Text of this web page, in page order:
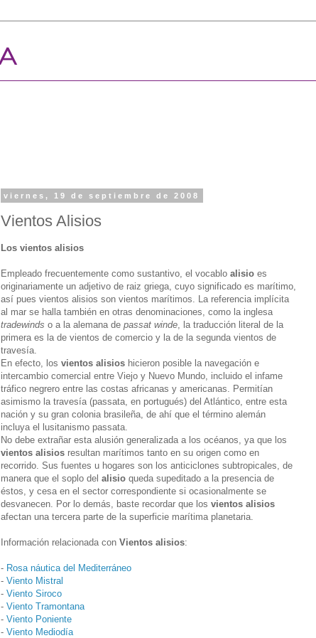
viernes, 19 de septiembre de 2008
Vientos Alisios
Los vientos alisios
Empleado frecuentemente como sustantivo, el vocablo alisio es
originariamente un adjetivo de raiz griega, cuyo significado es marítimo,
así pues vientos alisios son vientos marítimos. La referencia implícita
al mar se halla también en otras denominaciones, como la inglesa
tradewinds o a la alemana de passat winde , la traducción literal de la
primera es la de vientos de comercio y la de la segunda vientos de
travesía.
En efecto, los vientos alisios hicieron posible la navegación e
intercambio comercial entre Viejo y Nuevo Mundo, incluido el infame
tráfico negrero entre las costas africanas y americanas. Permitían
asimismo la travesía (passata, en portugués) del Atlántico, entre esta
nación y su gran colonia brasileña, de ahí que el término alemán
incluya el lusitanismo passata.
No debe extrañar esta alusión generalizada a los océanos, ya que los
vientos alisios resultan marítimos tanto en su origen como en
recorrido. Sus fuentes u hogares son los anticiclones subtropicales, de
manera que el soplo del alisio queda supeditado a la presencia de
éstos, y cesa en el sector correspondiente si ocasionalmente se
desvanecen. Por lo demás, baste recordar que los vientos alisios
afectan una tercera parte de la superficie marítima planetaria.
Información relacionada con Vientos alisios:
- Rosa náutica del Mediterráneo
- Viento Mistral
- Viento Siroco
- Viento Tramontana
- Viento Poniente
- Viento Mediodía